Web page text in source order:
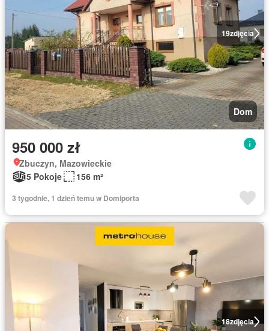
19zdjęcia
Dom
950 000 zł
Zbuczyn, Mazowieckie
5 Pokoje
156 m²
3 tygodnie, 1 dzień temu w Domiporta
18zdjęcia